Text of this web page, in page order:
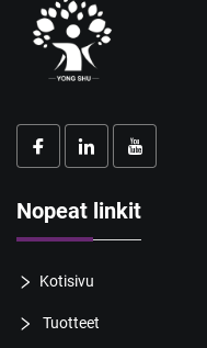
Nopeat linkit
Kotisivu
Tuotteet